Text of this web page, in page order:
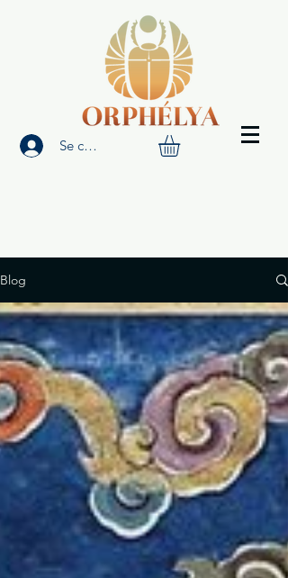
Se connecter
Blog